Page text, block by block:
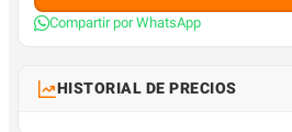
Compartir por WhatsApp
HISTORIAL DE PRECIOS